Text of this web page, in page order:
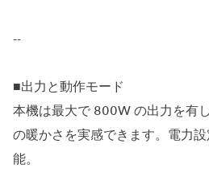
--
■出力と動作モード
本機は最大で 800W の出力を有
の暖かさを実感できます。電力
能。